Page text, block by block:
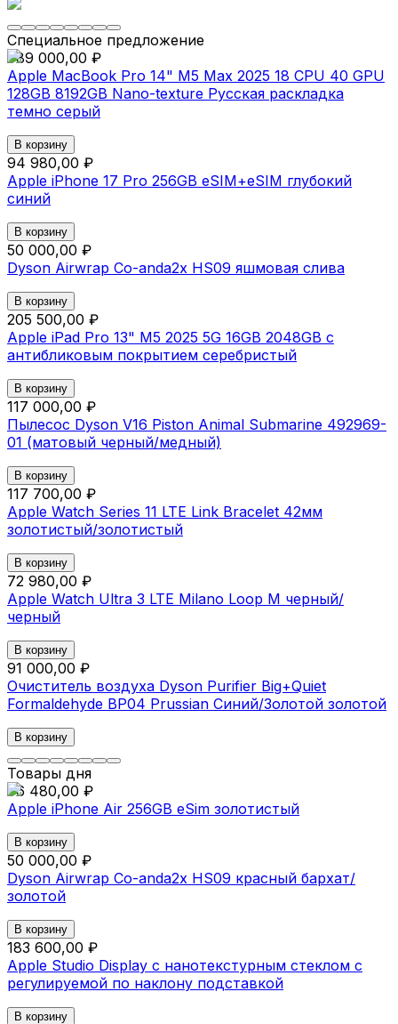
Специальное предложение
789 000,00 ₽
Apple MacBook Pro 14" M5 Max 2025 18 CPU 40 GPU
128GB 8192GB Nano-texture Русская раскладка
темно серый
В корзину
94 980,00 ₽
Apple iPhone 17 Pro 256GB eSIM+eSIM глубокий
синий
В корзину
50 000,00 ₽
Dyson Airwrap Co-anda2x HS09 яшмовая слива
В корзину
205 500,00 ₽
Apple iPad Pro 13" M5 2025 5G 16GB 2048GB с
антибликовым покрытием серебристый
В корзину
117 000,00 ₽
Пылесос Dyson V16 Piston Animal Submarine 492969-
01 (матовый черный/медный)
В корзину
117 700,00 ₽
Apple Watch Series 11 LTE Link Bracelet 42мм
золотистый/золотистый
В корзину
72 980,00 ₽
Apple Watch Ultra 3 LTE Milano Loop M черный/
черный
В корзину
91 000,00 ₽
Очиститель воздуха Dyson Purifier Big+Quiet
Formaldehyde BP04 Prussian Синий/Золотой золотой
В корзину
Товары дня
76 480,00 ₽
Apple iPhone Air 256GB eSim золотистый
В корзину
50 000,00 ₽
Dyson Airwrap Co-anda2x HS09 красный бархат/
золотой
В корзину
183 600,00 ₽
Apple Studio Display с нанотекстурным стеклом с
регулируемой по наклону подставкой
В корзину